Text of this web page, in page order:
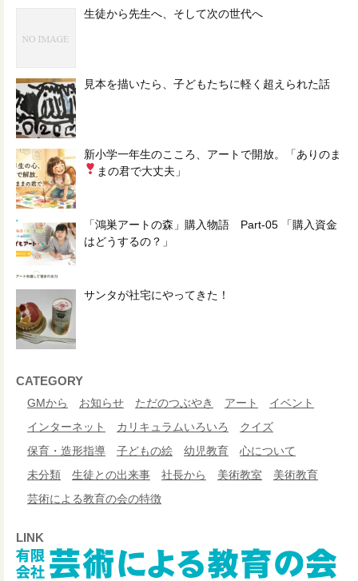
生徒から先生へ、そして次の世代へ
見本を描いたら、子どもたちに軽く超えられた話
新小学一年生のこころ、アートで開放。「ありのま
まの君で大丈夫 」
「鴻巣アートの森」購入物語 Part-05 「購入資金
はどうするの？」
サンタが社宅にやってきた！
CATEGORY
GMから お知らせ ただのつぶやき アート
イベント
インターネット
カリキュラムいろいろ
クイズ
保育・造形指導
子どもの絵 幼児教育
心について
未分類
生徒との出来事 社長から 美術教室
美術教育
芸術による教育の会の特徴
LINK